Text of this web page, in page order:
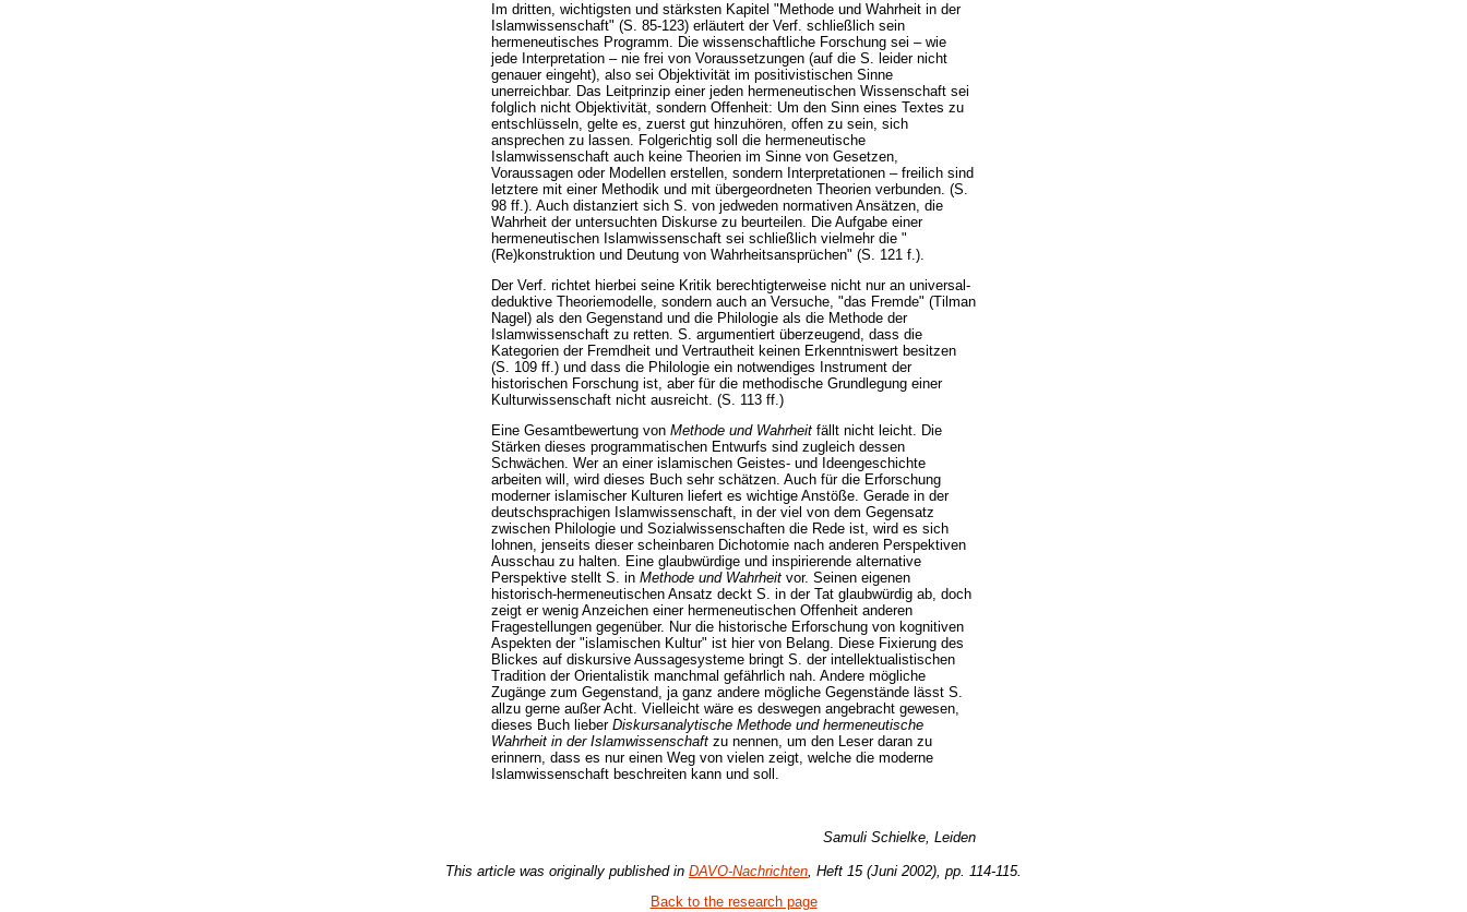
Im dritten, wichtigsten und stärksten Kapitel "Methode und Wahrheit in der
Islamwissenschaft" (S. 85-123) erläutert der Verf. schließlich sein
hermeneutisches Programm. Die wissenschaftliche Forschung sei – wie
jede Interpretation – nie frei von Voraussetzungen (auf die S. leider nicht
genauer eingeht), also sei Objektivität im positivistischen Sinne
unerreichbar. Das Leitprinzip einer jeden hermeneutischen Wissenschaft sei
folglich nicht Objektivität, sondern Offenheit: Um den Sinn eines Textes zu
entschlüsseln, gelte es, zuerst gut hinzuhören, offen zu sein, sich
ansprechen zu lassen. Folgerichtig soll die hermeneutische
Islamwissenschaft auch keine Theorien im Sinne von Gesetzen,
Voraussagen oder Modellen erstellen, sondern Interpretationen – freilich sind
letztere mit einer Methodik und mit übergeordneten Theorien verbunden. (S.
98 ff.). Auch distanziert sich S. von jedweden normativen Ansätzen, die
Wahrheit der untersuchten Diskurse zu beurteilen. Die Aufgabe einer
hermeneutischen Islamwissenschaft sei schließlich vielmehr die "
(Re)konstruktion und Deutung von Wahrheitsansprüchen" (S. 121 f.).
Der Verf. richtet hierbei seine Kritik berechtigterweise nicht nur an universal-
deduktive Theoriemodelle, sondern auch an Versuche, "das Fremde" (Tilman
Nagel) als den Gegenstand und die Philologie als die Methode der
Islamwissenschaft zu retten. S. argumentiert überzeugend, dass die
Kategorien der Fremdheit und Vertrautheit keinen Erkenntniswert besitzen
(S. 109 ff.) und dass die Philologie ein notwendiges Instrument der
historischen Forschung ist, aber für die methodische Grundlegung einer
Kulturwissenschaft nicht ausreicht. (S. 113 ff.)
Eine Gesamtbewertung von Methode und Wahrheit fällt nicht leicht. Die
Stärken dieses programmatischen Entwurfs sind zugleich dessen
Schwächen. Wer an einer islamischen Geistes- und Ideengeschichte
arbeiten will, wird dieses Buch sehr schätzen. Auch für die Erforschung
moderner islamischer Kulturen liefert es wichtige Anstöße. Gerade in der
deutschsprachigen Islamwissenschaft, in der viel von dem Gegensatz
zwischen Philologie und Sozialwissenschaften die Rede ist, wird es sich
lohnen, jenseits dieser scheinbaren Dichotomie nach anderen Perspektiven
Ausschau zu halten. Eine glaubwürdige und inspirierende alternative
Perspektive stellt S. in Methode und Wahrheit vor. Seinen eigenen
historisch-hermeneutischen Ansatz deckt S. in der Tat glaubwürdig ab, doch
zeigt er wenig Anzeichen einer hermeneutischen Offenheit anderen
Fragestellungen gegenüber. Nur die historische Erforschung von kognitiven
Aspekten der "islamischen Kultur" ist hier von Belang. Diese Fixierung des
Blickes auf diskursive Aussagesysteme bringt S. der intellektualistischen
Tradition der Orientalistik manchmal gefährlich nah. Andere mögliche
Zugänge zum Gegenstand, ja ganz andere mögliche Gegenstände lässt S.
allzu gerne außer Acht. Vielleicht wäre es deswegen angebracht gewesen,
dieses Buch lieber Diskursanalytische Methode und hermeneutische
Wahrheit in der Islamwissenschaft zu nennen, um den Leser daran zu
erinnern, dass es nur einen Weg von vielen zeigt, welche die moderne
Islamwissenschaft beschreiten kann und soll.
Samuli Schielke, Leiden
This article was originally published in DAVO-Nachrichten, Heft 15 (Juni 2002), pp. 114-115.
Back to the research page